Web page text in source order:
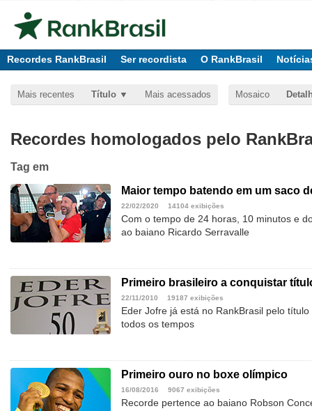
Recordes RankBrasil Ser recordista O RankBrasil
Mais recentes Título Mais acessados Mosaico
Recordes homologados pelo
Tag em
Maior tempo batendo em um saco
22/02/2020 14104 exibições
Com o tempo de 24 horas, 10 minutos e
ao baiano Ricardo Serravalle
Primeiro brasileiro a conquistar
22/11/2010 19187 exibições
Eder Jofre já está no RankBrasil pelo
todos os tempos
Primeiro ouro no boxe olímpico
16/08/2016 9067 exibições
Recorde pertence ao baiano Robson